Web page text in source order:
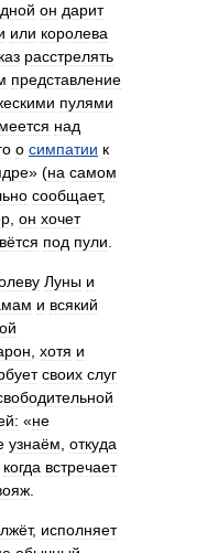
он дарит
или королева
расстрелять
представление
пулями
над
о симпатии к
» (на самом
сообщает,
он хочет
под пули
Луны и
и всякий
хотя и
своих слуг
«не
узнаём откуда
когда встречает
лжёт, исполняет